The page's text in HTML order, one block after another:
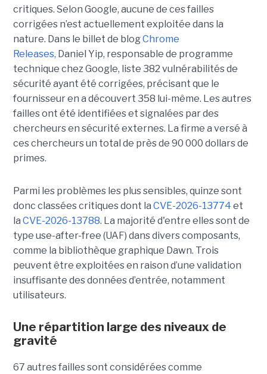
critiques. Selon Google, aucune de ces failles
corrigées n’est actuellement exploitée dans la
nature. Dans le billet de blogChrome
Releases, Daniel Yip, responsable de programme
technique chez Google, liste 382 vulnérabilités de
sécurité ayant été corrigées, précisant que le
fournisseur en a découvert 358 lui-même. Les autres
failles ont été identifiées et signalées par des
chercheurs en sécurité externes. La firme a versé à
ces chercheurs un total de près de 90 000 dollars de
primes.
Parmi les problèmes les plus sensibles, quinze sont
donc classées critiques dont la CVE-2026-13774 et
la CVE-2026-13788. La majorité d'entre elles sont de
type use-after-free (UAF) dans divers composants,
comme la bibliothèque graphique Dawn. Trois
peuvent être exploitées en raison d’une validation
insuffisante des données d’entrée, notamment
utilisateurs.
Une répartition large des niveaux de
gravité
67 autres failles sont considérées comme